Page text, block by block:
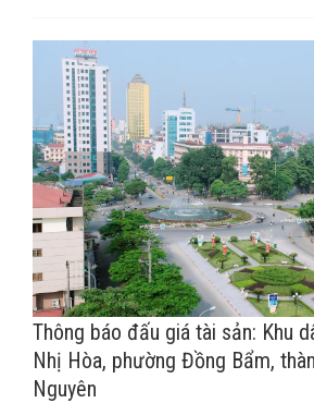
Thông báo đấu giá tài sản: Khu
Nhị Hòa, phường Đồng Bẩm,
Nguyên